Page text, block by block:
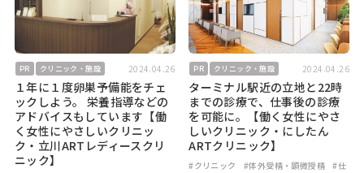
PR クリニック・施設 2024.04.26
１年に１度卵巣予備能をチェ
ックしよう。 栄養指導などの
アドバイスもしています【働
く女性にやさしいクリニッ
ク・立川ARTレディースクリ
ニック】
PR クリニック・施設 2024.04.26
ターミナル駅近の立地と22時
までの診療で、仕事後の診療
を可能に。【働く女性にやさ
しいクリニック・にしたん
ARTクリニック】
#クリニック #体外受精・顕微授精
#仕